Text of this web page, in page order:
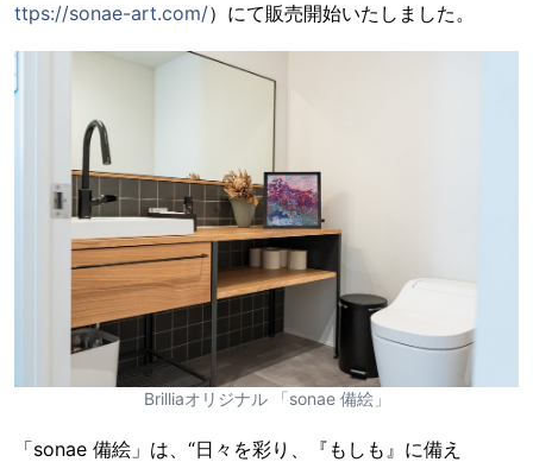
ttps://sonae-art.com/）にて販売開始いたしました。
Brilliaオリジナル 「sonae 備絵」
「sonae 備絵」は、“日々を彩り、『もしも』に備え